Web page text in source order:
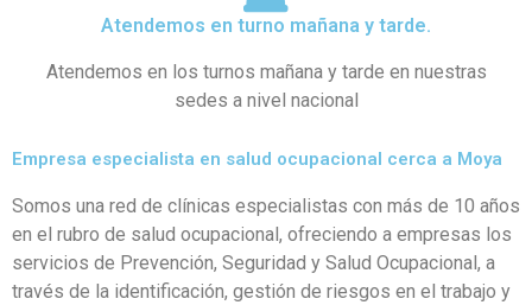
Atendemos en turno mañana y tarde.
Atendemos en los turnos mañana y tarde en nuestras
sedes a nivel nacional
Empresa especialista en salud ocupacional cerca a Moya
Somos una red de clínicas especialistas con más de 10 años
en el rubro de salud ocupacional, ofreciendo a empresas los
servicios de Prevención, Seguridad y Salud Ocupacional, a
través de la identificación, gestión de riesgos en el trabajo y